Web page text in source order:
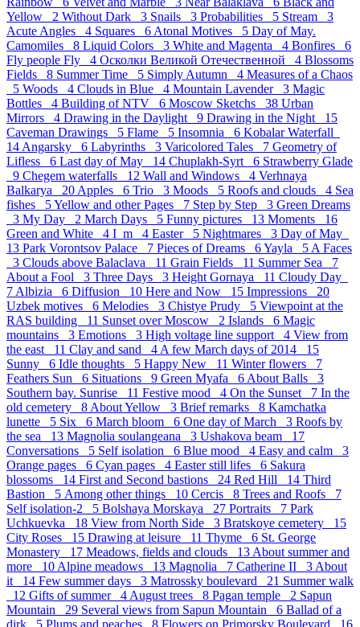
Yellow 2 Without Dark 3 Snails 3 Probabilities 5 Stream 3
Acute Angles 4 Squares 6 Atonal Motives 5 Day of May.
Camomiles 8 Liquid Colors 3 White and Magenta 4 Bonfires 6
Fly people Fly 4 Осколки Великой Отечественной 4 Blossoms
Fields 8 Summer Time 5 Simply Autumn 4 Measures of a Chaos
5 Woods 4 Clouds in Blue 4 Mountain Lavender 3 Magic
Bottles 4 Building of NTV 6 Moscow Sketchs 38 Urban
Mirrors 4 Drawing in the Daylight 9 Drawing in the Night 15
Caveman Drawings 5 Flame 5 Insomnia 6 Kobalar Waterfall
14 Angarsky 6 Labyrinths 3 Varicolored Tales 7 Geometry of
Lifless 6 Last day of May 14 Chuplakh-Syrt 6 Strawberry Glade
9 Chegem waterfalls 12 Wall and Windows 4 Verhnaya
Balkarya 20 Apples 6 Trio 3 Moods 5 Roofs and clouds 4 Sea
fishes 5Yellow and other Pages 7 Step by Step 3 Green Dreams
3 My Day 2 March Days 5 Funny pictures 13 Moments 16
Green and White 4 I_m 4 Easter 5 Nightmares 3 Day of May
13 Park Vorontsov Palace 7 Pieces of Dreams 6Yayla 5 A Faces
3 Clouds above Balaclava 11 Grain Fields 11 Summer Sea 7
About a Fool 3 Three Days 3 Height Gornaya 11 Cloudy Day
7 Albizia 6 Diffusion 10 Here and Now 15 Impressions 20
Uzbek motives 6 Melodies 3 Chistye Prudy 5 Viewpoint at the
RAS building 11 Sunset over Moscow 2 Islands 6 Magic
mountains 3 Emotions 3 High voltage line support 4 View from
the east 11 Clay and sand 4 A few March days of 2014 15
Sunny 6 Idle thoughts 5 Happy New 11 Winter flowers 7
Feathers Sun 6 Situations 9 Green Myafa 6 About Balls 3
Southern bay. Sunrise 11 Festive mood 4 On the Sunset 7 In the
old cemetery 8 About Yellow 3 Brief remarks 8 Kamchatka
lunette 5 Six 6 March bloom 6 One day of March 3 Roofs by
the sea 13 Magnolia soulangeana 3 Ushakova beam 17
Conversations 5 Self isolation 6 Blue mood 4 Easy and calm 3
Orange pages 6 Cyan pages 4 Easter still lifes 6 Sakura
blossoms 14 First and Second bastions 24 Red Hill 14 Third
Bastion 5 Аmong other things 10 Cercis 8 Trees and Roofs 7
Self isolation-2 5 Bolshaya Morskaya 27 Portraits 7 Park
Uchkuevka 18 View from North Side 3 Bratskoye cemetery 15
City Roses 15 Drawing at leisure 11 Thyme 6 St. George
Monastery 17 Meadows, fields and clouds 13 About summer and
more 10 Alpine meadows 13 Magnolia 7 Catherine II 3 About
it 14 Few summer days 3 Matrossky boulevard 21 Summer walk
12 Gifts of summer 4 August trees 8 Pagan temple 2 Sapun
Mountain 29 Several views from Sapun Mountain 6 Ballad of a
dirk 5 Plums and peaches 8 Flowers on Primorsky Boulevard 16